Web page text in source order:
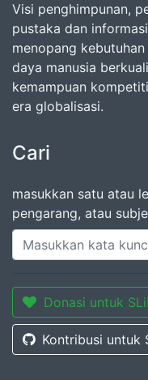
Visi penghimpunan,
pustaka dan
menopang
daya manusia
kemampuan
era globalisasi.
Cari
masukkan satu atau
pengarang, atau
Donasi untuk
Kontribusi untuk